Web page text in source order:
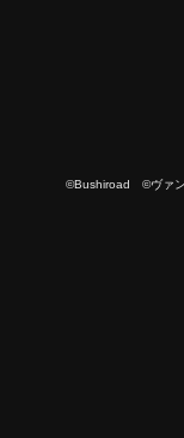
©Bushiroad ©ヴァ